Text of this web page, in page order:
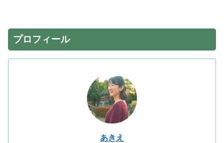
プロフィール
あきえ